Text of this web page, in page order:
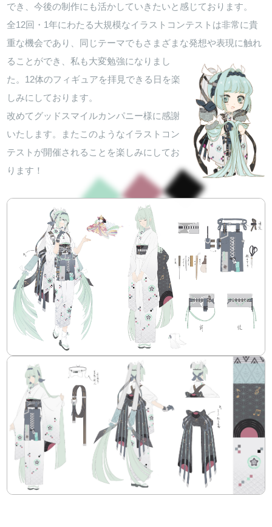
でき、今後の制作にも活かしていきたいと感じております。
全12回・1年にわたる大規模なイラストコンテストは非常に貴
重な機会であり、同じテーマでもさまざまな発想や表現に触れ
ることができ、私も大変勉強になりまし
た。12体のフィギュアを拝見できる日を楽
しみにしております。
改めてグッドスマイルカンパニー様に感謝
いたします。またこのようなイラストコン
テストが開催されることを楽しみにしてお
ります！